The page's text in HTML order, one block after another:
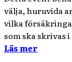
välja, huruvida
vilka
som ska skrivas
Läs mer